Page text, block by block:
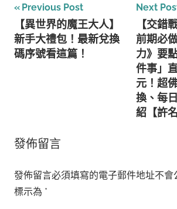
文
章
導
Previous Post
【異世界的魔王大人】
新手大禮包！最新兌換
碼序號看這篇！
Next
【交錯
前期必
力》要
件事」
元！超
換、每
紹【許名
發佈留言
發佈留言必須填寫的電子郵件地址不會
標示為 *